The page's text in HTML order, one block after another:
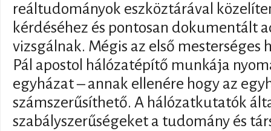
reáltudományok eszköztárával
kérdéséhez és pontosan dokumentált
vizsgálnak. Mégis az első
Pál apostol hálózatépítő munkája
egyházat – annak ellenére hogy az
számszerűsíthető. A hálózatkutatók
szabályszerűségeket a tudomány és